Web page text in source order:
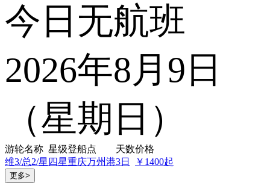
今日无航班
2026年8月9日
（星期日）
游轮名称 星级登船点 天数价格
维3/总2/星 四星重庆万州港3日 ￥1400起
更多>